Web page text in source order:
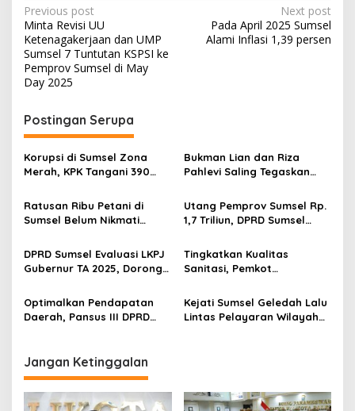
P
o
s
t
a
v
i
a
i
o
n
Previous post
Minta Revisi UU
Ketenagakerjaan dan UMP
Sumsel 7 Tuntutan KSPSI ke
Pemprov Sumsel di May
Day 2025
Next post
Pada April 2025 Sumsel
Alami Inflasi 1,39 persen
Postingan Serupa
Korupsi di Sumsel Zona
Merah, KPK Tangani 390
2019 – 2025, KPK Ingatkan
Gubernur Sumsel Herman
Bukman Lian dan Riza
Pahlevi Saling Tegaskan
PB PGRI Memanas
Ratusan Ribu Petani di
Sumsel Belum Nikmati
Belum Merata
Utang Pemprov Sumsel Rp.
1,7 Triliun, DPRD Sumsel
Pengelola Aset, Beban
Fiskal Bengkak
DPRD Sumsel Evaluasi LKPJ
Gubernur TA 2025, Dorong
Melalui Inovasi dan
Diversifikasi
Tingkatkan Kualitas
Sanitasi, Pemkot
Sama Strategis dengan
Pemerintah Australia
Optimalkan Pendapatan
Daerah, Pansus III DPRD
Bapenda
Kejati Sumsel Geledah Lalu
Lintas Pelayaran Wilayah
Jangan Ketinggalan